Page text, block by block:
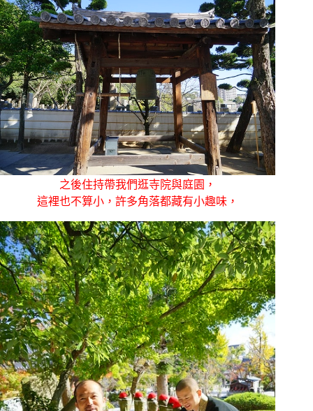
之後住持帶我們逛寺院與庭園，
這裡也不算小，許多角落都藏有小趣味，